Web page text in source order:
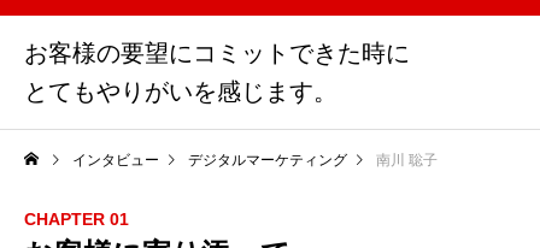
お客様の要望にコミットできた時に
とてもやりがいを感じます。
インタビュー デジタルマーケティング 南川 聡子
CHAPTER 01